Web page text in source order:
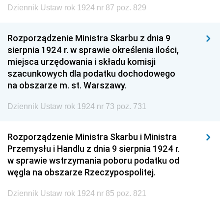
Dziennik Ustaw rok 1924 nr 87 poz. 829
Rozporządzenie Ministra Skarbu z dnia 9
sierpnia 1924 r. w sprawie określenia ilości,
miejsca urzędowania i składu komisji
szacunkowych dla podatku dochodowego
na obszarze m. st. Warszawy.
Dziennik Ustaw rok 1924 nr 73 poz. 731
Rozporządzenie Ministra Skarbu i Ministra
Przemysłu i Handlu z dnia 9 sierpnia 1924 r.
w sprawie wstrzymania poboru podatku od
węgla na obszarze Rzeczypospolitej.
Dziennik Ustaw rok 1924 nr 85 poz. 821